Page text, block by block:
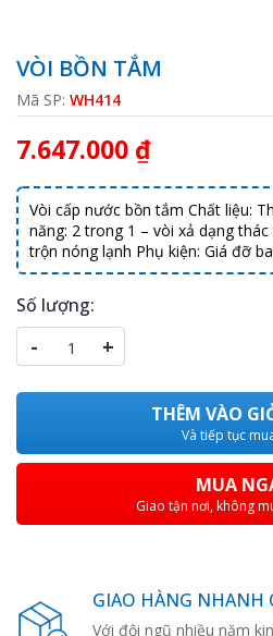
VÒI BỒN TẮM
Mã SP: WH414
7.647.000 ₫
Vòi cấp nước bồn tắm Chất liệu:
năng: 2 trong 1 – vòi xả dạng
trộn nóng lạnh Phụ kiện: Giá đỡ
Số lượng:
- +
THÊM VÀO
Và tiếp tục
MUA
Giao tận nơi, không
GIAO HÀNG NHANH
Với đội ngũ nhiều năm